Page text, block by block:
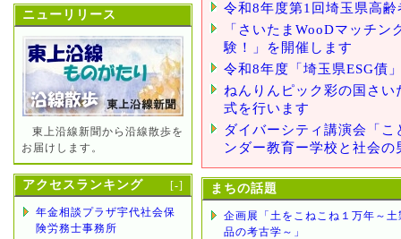
ニューリリース
東上沿線新聞から沿線散歩を
お届けします。
アクセスランキング [-]
年金相談プラザ宇代社会保
険労務士事務所
令和8年度第1回埼玉県高
「さいたまWooDマッチ
験！」を開催します
令和8年度「埼玉県ESG債
ねんりんピック彩の国さ
式を行います
ダイバーシティ講演会「
ンダー教育ー学校と社会
まちの話題
企画展「土をこねこね１万年～土
品の考古学～」